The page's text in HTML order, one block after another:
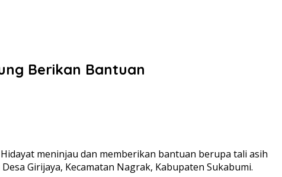
Berikan Bantuan
meninjau dan memberikan bantuan berupa tali asih
Girijaya, Kecamatan Nagrak, Kabupaten Sukabumi.